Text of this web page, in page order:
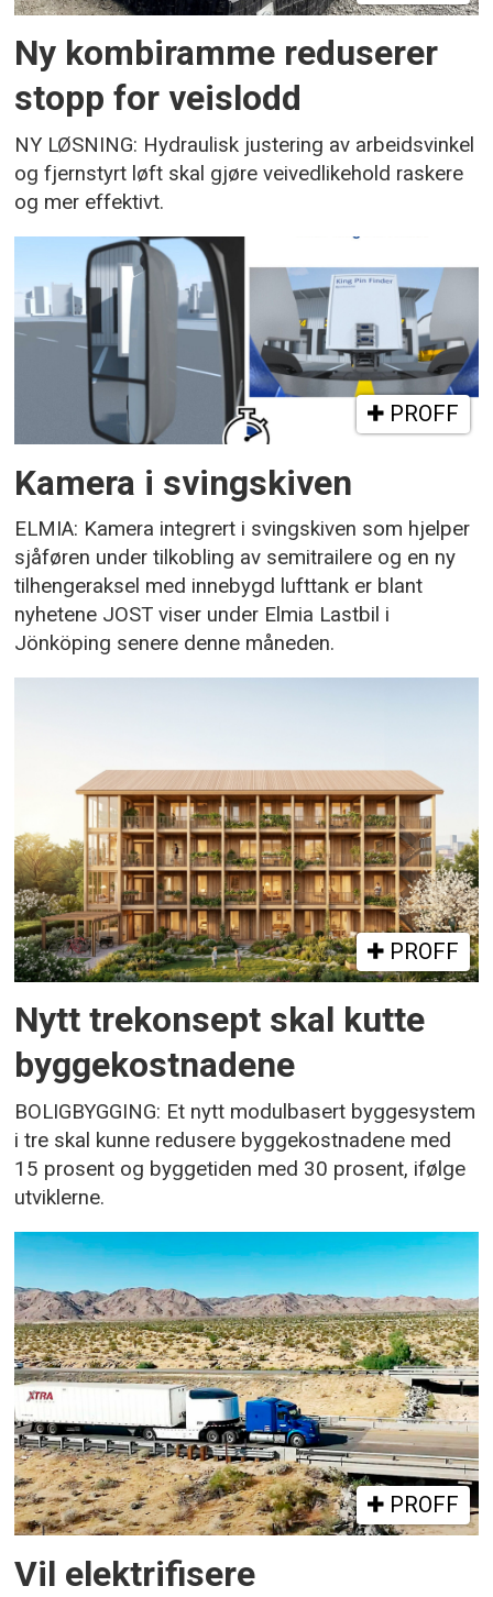
Ny kombiramme reduserer
stopp for veislodd
NY LØSNING: Hydraulisk justering av arbeidsvinkel
og fjernstyrt løft skal gjøre veivedlikehold raskere
og mer effektivt.
PROFF
Kamera i svingskiven
ELMIA: Kamera integrert i svingskiven som hjelper
sjåføren under tilkobling av semitrailere og en ny
tilhengeraksel med innebygd lufttank er blant
nyhetene JOST viser under Elmia Lastbil i
Jönköping senere denne måneden.
PROFF
Nytt trekonsept skal kutte
byggekostnadene
BOLIGBYGGING: Et nytt modulbasert byggesystem
i tre skal kunne redusere byggekostnadene med
15 prosent og byggetiden med 30 prosent, ifølge
utviklerne.
PROFF
Vil elektrifisere